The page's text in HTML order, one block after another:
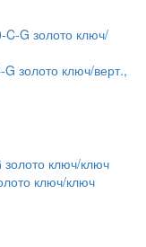
золото ключ/верт.,
ключ/ключ